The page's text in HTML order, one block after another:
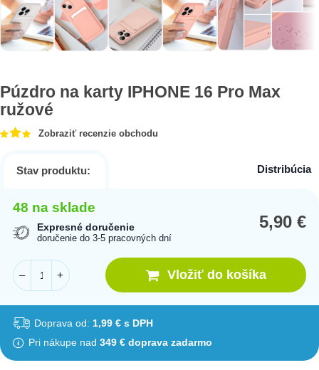
Púzdro na karty IPHONE 16 Pro Max
ružové
Zobraziť recenzie obchodu
Stav produktu: Distribúcia
48 na sklade
Expresné doručenie
doručenie do 3-5 pracovných dní
5,90€
– + Vložiť do košíka
Doprava od: 1,99 € s DPH
Pri nákupe nad 349 € doprava zadarmo